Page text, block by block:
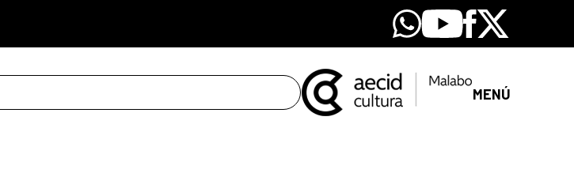
Whatsapp
YoutubeFacebook
X
MENÚ